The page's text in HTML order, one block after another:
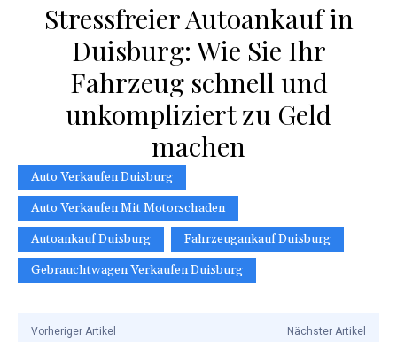
Stressfreier Autoankauf in
Duisburg: Wie Sie Ihr
Fahrzeug schnell und
unkompliziert zu Geld
machen
Auto Verkaufen Duisburg
Auto Verkaufen Mit Motorschaden
Autoankauf Duisburg
Fahrzeugankauf Duisburg
Gebrauchtwagen Verkaufen Duisburg
Vorheriger Artikel Nächster Artikel